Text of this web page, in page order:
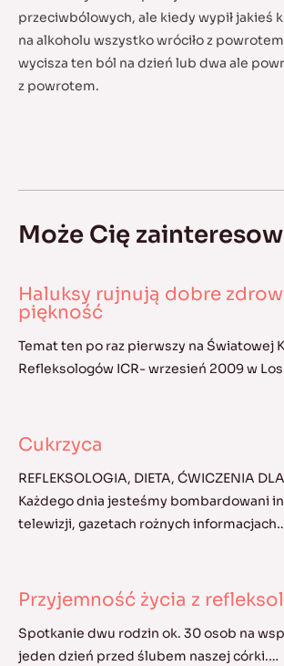
przeciwbólowych, ale kiedy wypił jakieś
na alkoholu wszystko wróciło z
wycisza ten ból na dzień lub dwa ale
z powrotem.
Może Cię
Haluksy rujnują dobre
piękność
Temat ten po raz pierwszy na Światowej
Refleksologów ICR- wrzesień 2009 w
Cukrzyca
REFLEKSOLOGIA, DIETA, ĆWICZENIA
Każdego dnia jesteśmy bombardowani
telewizji, gazetach rożnych
Przyjemność życia z
Spotkanie dwu rodzin ok. 30 osob na
jeden dzień przed ślubem naszej córki.…